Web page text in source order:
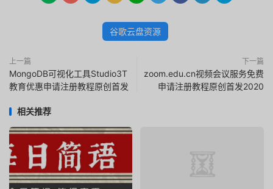
谷歌云盘资源
上一篇
MongoDB可视化工具Studio3T
教育优惠申请注册教程原创首发
下一篇
zoom.edu.cn视频会议服务免费
申请注册教程原创首发2020
相关推荐